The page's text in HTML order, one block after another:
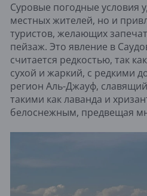
Суровые погодные условия
местных жителей, но и
туристов, желающих
пейзаж. Это явление в
считается редкостью, так
сухой и жаркий, с редкими
регион Аль-Джауф,
такими как лаванда и
белоснежным, предвещая